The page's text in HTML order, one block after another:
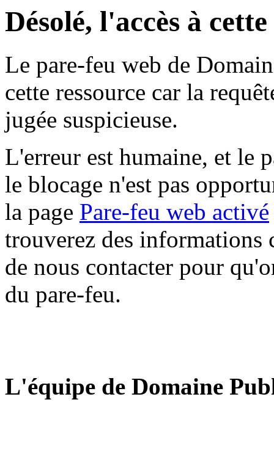
Désolé, l'accès à
Le pare-feu web de
cette ressource car la
jugée suspicieuse.
L'erreur est humaine, et le
le blocage n'est pas
la page Pare-feu web activé
trouverez des informations
de nous contacter pour
du pare-feu.
L'équipe de Domaine